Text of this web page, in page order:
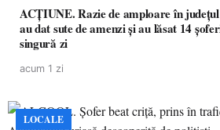
ACȚIUNE. Razie de amploare în
au dat sute de amenzi și au lăsat 14
singură zi
acum 1 zi
LOCALE